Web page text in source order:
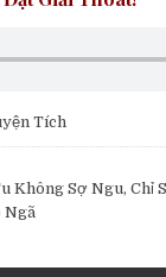
Tích
Không Sợ Ngu, Chỉ
Ngã